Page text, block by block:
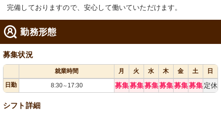
完備しておりますので、安心して働いていただけます。
勤務形態
募集状況
就業時間 月 火 水 木 金 土
日
日勤
8:30～ 17:30 募集募集募集募集募集募集 定休
シフト詳細